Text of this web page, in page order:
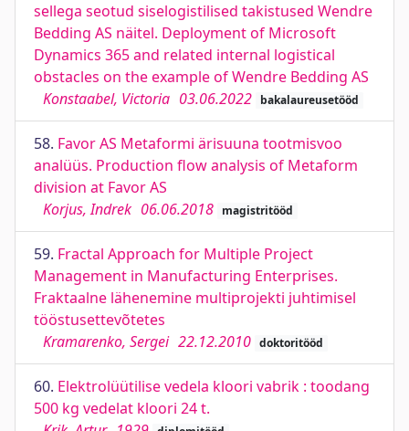
sellega seotud siselogistilised takistused Wendre
Bedding AS näitel. Deployment of Microsoft
Dynamics 365 and related internal logistical
obstacles on the example of Wendre Bedding AS
Konstaabel, Victoria 03.06.2022 bakalaureusetööd
58. Favor AS Metaformi ärisuuna tootmisvoo
analüüs. Production flow analysis of Metaform
division at Favor AS
Korjus, Indrek 06.06.2018 magistritööd
59. Fractal Approach for Multiple Project
Management in Manufacturing Enterprises.
Fraktaalne lähenemine multiprojekti juhtimisel
tööstusettevõtetes
Kramarenko, Sergei 22.12.2010 doktoritööd
60. Elektrolüütilise vedela kloori vabrik : toodang
500 kg vedelat kloori 24 t.